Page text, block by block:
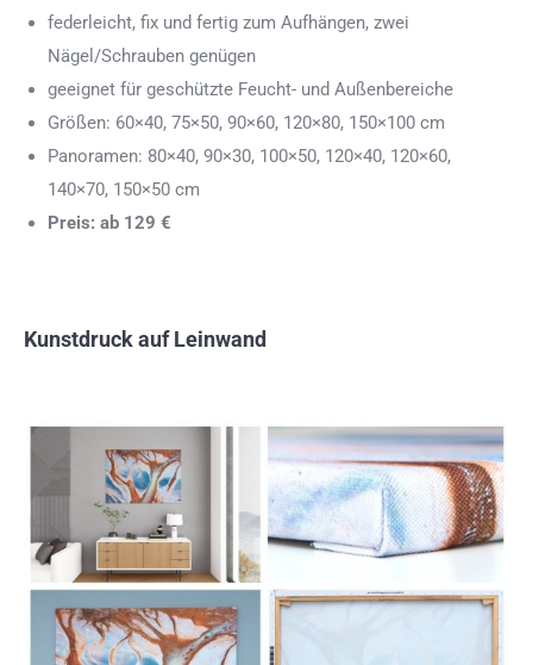
federleicht, fix und fertig zum Aufhängen, zwei
Nägel/Schrauben genügen
geeignet für geschützte Feucht- und Außenbereiche
Größen: 60×40, 75×50, 90×60, 120×80, 150×100 cm
Panoramen: 80×40, 90×30, 100×50, 120×40, 120×60,
140×70, 150×50 cm
Preis: ab 129 €
Kunstdruck auf Leinwand